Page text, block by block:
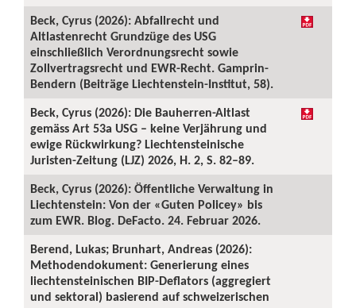
Beck, Cyrus (2026): Abfallrecht und
Altlastenrecht Grundzüge des USG
einschließlich Verordnungsrecht sowie
Zollvertragsrecht und EWR-Recht. Gamprin-
Bendern (Beiträge Liechtenstein-Institut, 58).
Beck, Cyrus (2026): Die Bauherren-Altlast
gemäss Art 53a USG – keine Verjährung und
ewige Rückwirkung? Liechtensteinische
Juristen-Zeitung (LJZ) 2026, H. 2, S. 82–89.
Beck, Cyrus (2026): Öffentliche Verwaltung in
Liechtenstein: Von der «Guten Policey» bis
zum EWR. Blog. DeFacto. 24. Februar 2026.
Berend, Lukas; Brunhart, Andreas (2026):
Methodendokument: Generierung eines
liechtensteinischen BIP-Deflators (aggregiert
und sektoral) basierend auf schweizerischen